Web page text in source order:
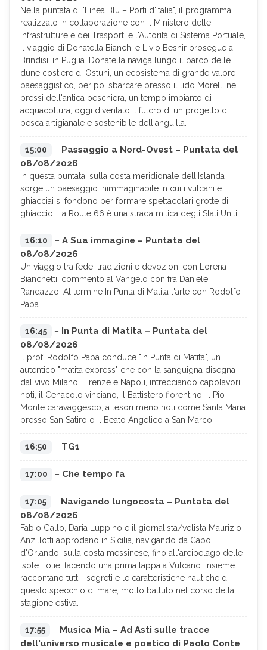
Nella puntata di "Linea Blu – Porti d'Italia", il programma
realizzato in collaborazione con il Ministero delle
Infrastrutture e dei Trasporti e l'Autorità di Sistema Portuale,
il viaggio di Donatella Bianchi e Livio Beshir prosegue a
Brindisi, in Puglia. Donatella naviga lungo il parco delle
dune costiere di Ostuni, un ecosistema di grande valore
paesaggistico, per poi sbarcare presso il lido Morelli nei
pressi dell'antica peschiera, un tempo impianto di
acquacoltura, oggi diventato il fulcro di un progetto di
pesca artigianale e sostenibile dell'anguilla…
15:00 – Passaggio a Nord-Ovest – Puntata del
08/08/2026
In questa puntata: sulla costa meridionale dell'Islanda
sorge un paesaggio inimmaginabile in cui i vulcani e i
ghiacciai si fondono per formare spettacolari grotte di
ghiaccio. La Route 66 è una strada mitica degli Stati Uniti…
16:10 – A Sua immagine – Puntata del
08/08/2026
Un viaggio tra fede, tradizioni e devozioni con Lorena
Bianchetti, commento al Vangelo con fra Daniele
Randazzo. Al termine In Punta di Matita l'arte con Rodolfo
Papa.
16:45 – In Punta di Matita – Puntata del
08/08/2026
Il prof. Rodolfo Papa conduce "In Punta di Matita", un
autentico "matita express" che con la sanguigna disegna
dal vivo Milano, Firenze e Napoli, intrecciando capolavori
noti, il Cenacolo vinciano, il Battistero fiorentino, il Pio
Monte caravaggesco, a tesori meno noti come Santa Maria
presso San Satiro o il Beato Angelico a San Marco.
16:50 – TG1
17:00 – Che tempo fa
17:05 – Navigando lungocosta – Puntata del
08/08/2026
Fabio Gallo, Daria Luppino e il giornalista/velista Maurizio
Anzillotti approdano in Sicilia, navigando da Capo
d'Orlando, sulla costa messinese, fino all'arcipelago delle
Isole Eolie, facendo una prima tappa a Vulcano. Insieme
raccontano tutti i segreti e le caratteristiche nautiche di
questo specchio di mare, molto battuto nel corso della
stagione estiva…
17:55 – Musica Mia – Ad Asti sulle tracce
dell'universo musicale e poetico di Paolo Conte